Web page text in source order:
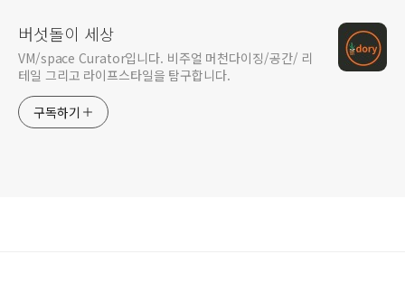
버섯돌이 세상
VM/space Curator입니다. 비주얼 머천다이징/공간/ 리
테일 그리고 라이프스타일을 탐구합니다.
구독하기